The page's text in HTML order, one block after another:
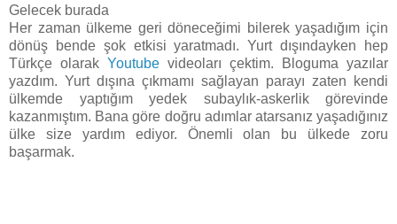
Gelecek burada
Her zaman ülkeme geri döneceğimi bilerek yaşadığım için
dönüş bende şok etkisi yaratmadı. Yurt dışındayken hep
Türkçe olarak Youtube videoları çektim. Bloguma yazılar
yazdım. Yurt dışına çıkmamı sağlayan parayı zaten kendi
ülkemde yaptığım yedek subaylık-askerlik görevinde
kazanmıştım. Bana göre doğru adımlar atarsanız yaşadığınız
ülke size yardım ediyor. Önemli olan bu ülkede zoru
başarmak.